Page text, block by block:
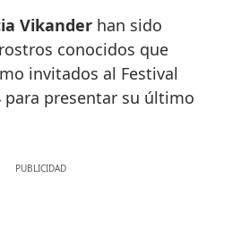
Vikander han sido
conocidos que
invitados al Festival
para presentar su último